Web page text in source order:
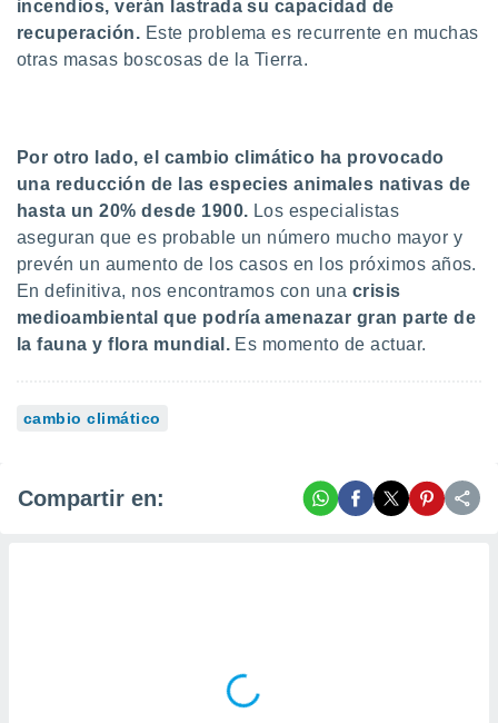
publicidad
de
1199
incendios, verán lastrada su capacidad de
recuperación. Este problema es recurrente en muchas
otras masas boscosas de la Tierra.
Por otro lado, el cambio climático ha provocado
una reducción de las especies animales nativas de
hasta un 20% desde 1900. Los especialistas
aseguran que es probable un número mucho mayor y
prevén un aumento de los casos en los próximos años.
En definitiva, nos encontramos con una crisis
medioambiental que podría amenazar gran parte de
la fauna y flora mundial. Es momento de actuar.
cambio climático
Compartir en: